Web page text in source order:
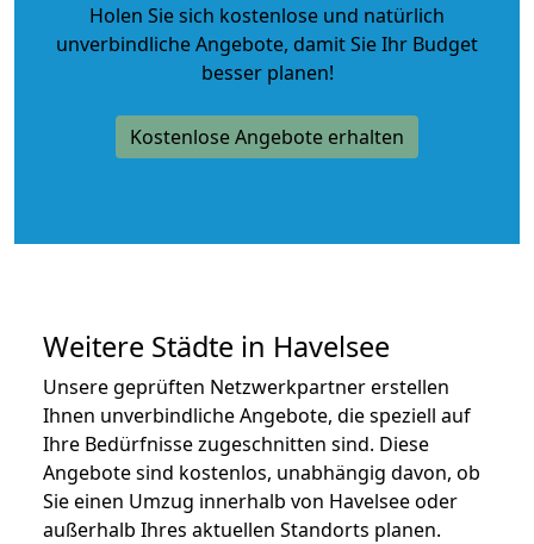
Holen Sie sich kostenlose und natürlich
unverbindliche Angebote, damit Sie Ihr Budget
besser planen!
Kostenlose Angebote erhalten
Weitere Städte in Havelsee
Unsere geprüften Netzwerkpartner erstellen
Ihnen unverbindliche Angebote, die speziell auf
Ihre Bedürfnisse zugeschnitten sind. Diese
Angebote sind kostenlos, unabhängig davon, ob
Sie einen Umzug innerhalb von Havelsee oder
außerhalb Ihres aktuellen Standorts planen.